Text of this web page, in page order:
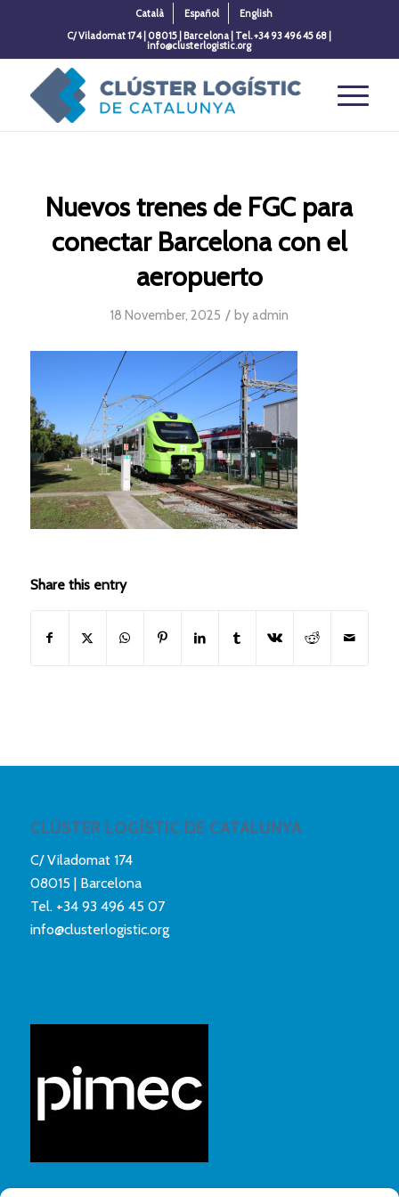
Català Español
English
C/ Viladomat 174 | 08015 | Barcelona | Tel. +34 93 496 45 68 |
info@clusterlogistic.org
Nuevos trenes de FGC para
conectar Barcelona con el
aeropuerto
18 November, 2025 / by admin
Share this entry
CLÚSTER LOGÍSTIC DE CATALUNYA
C/ Viladomat 174
08015 | Barcelona
Tel. +34 93 496 45 07
info@clusterlogistic.org